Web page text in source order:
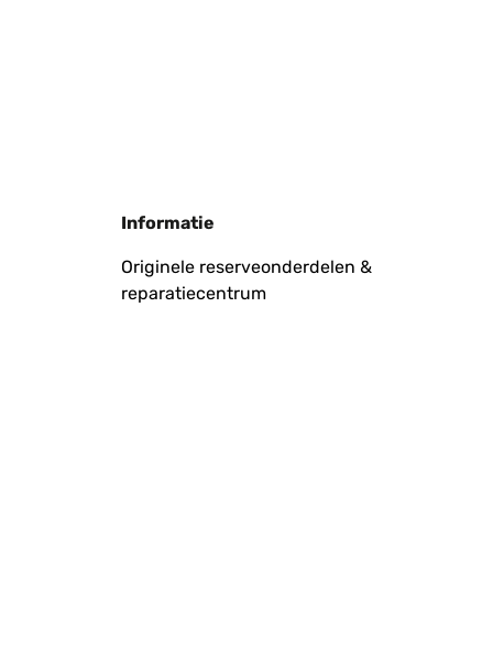
Steinchen behoben und ist jetzt ein angenehmes
Informatie
Originele reserveonderdelen &
reparatiecentrum